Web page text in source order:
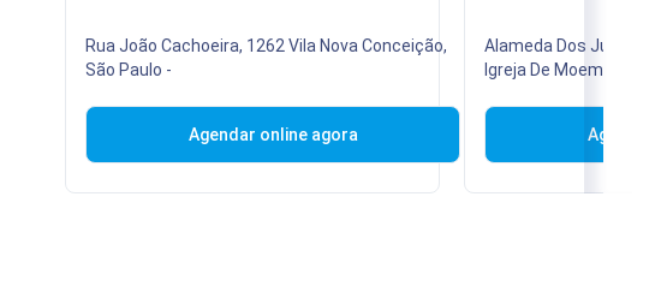
Rua João Cachoeira, 1262 Vila Nova Conceição,
São Paulo -
Agendar online agora
Alameda Dos Jurupis,
Igreja De Moema ( Nossa Sra Aparecida )
Agendar